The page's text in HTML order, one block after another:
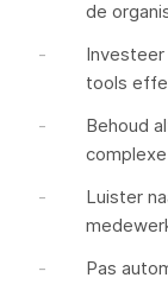
de
tools
Behoud
Luister
Pas